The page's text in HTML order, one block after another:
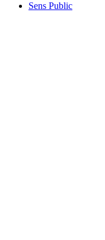
Sens Public